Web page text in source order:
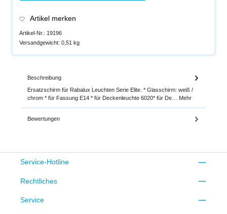
Artikel merken
Artikel-Nr.: 19196
Versandgewicht: 0,51 kg
Beschreibung
Ersatzschirm für Rabalux Leuchten Serie Elite. * Glasschirm: weiß /
chrom * für Fassung E14 * für Deckenleuchte 6020* für De… Mehr
Bewertungen
Service-Hotline
Rechtliches
Service